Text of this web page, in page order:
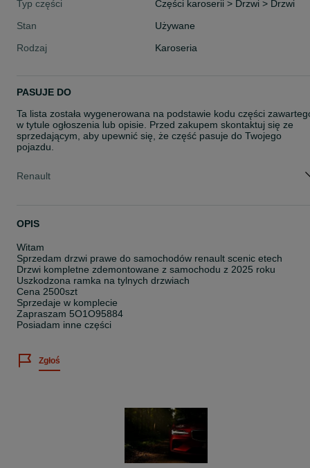
Typ części
Części karoserii > Drzwi > Drzwi
Stan
Używane
Rodzaj
Karoseria
PASUJE DO
Ta lista została wygenerowana na podstawie kodu części
w tytule ogłoszenia lub opisie. Przed zakupem skontaktuj się ze
sprzedającym, aby upewnić się, że część pasuje do Twojego
pojazdu.
Renault
OPIS
Witam
Sprzedam drzwi prawe do samochodów renault scenic etech
Drzwi kompletne zdemontowane z samochodu z 2025 roku
Uszkodzona ramka na tylnych drzwiach
Cena 2500szt
Sprzedaje w komplecie
Zapraszam 5O1O95884
Posiadam inne części
Zgłoś